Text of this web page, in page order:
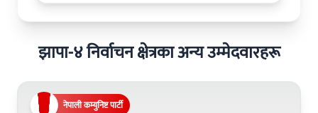
झापा-४ निर्वाचन क्षेत्रका अन्य उम्मेदवारहरू
नेपाली कम्युनिष्ट पार्टी